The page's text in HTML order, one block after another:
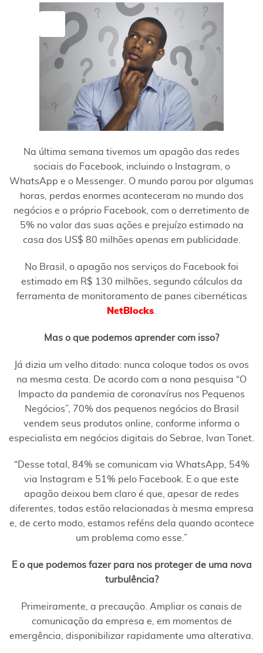
Na última semana tivemos um apagão das redes
sociais do Facebook, incluindo o Instagram, o
WhatsApp e o Messenger. O mundo parou por algumas
horas, perdas enormes aconteceram no mundo dos
negócios e o próprio Facebook, com o derretimento de
5% no valor das suas ações e prejuízo estimado na
casa dos US$ 80 milhões apenas em publicidade.
No Brasil, o apagão nos serviços do Facebook foi
estimado em R$ 130 milhões, segundo cálculos da
ferramenta de monitoramento de panes cibernéticas
NetBlocks
Mas o que podemos aprender com isso?
Já dizia um velho ditado: nunca coloque todos os ovos
na mesma cesta. De acordo com a nona pesquisa “O
Impacto da pandemia de coronavírus nos Pequenos
Negócios”, 70% dos pequenos negócios do Brasil
vendem seus produtos online, conforme informa o
especialista em negócios digitais do Sebrae, Ivan Tonet.
“Desse total, 84% se comunicam via WhatsApp, 54%
via Instagram e 51% pelo Facebook. E o que este
apagão deixou bem claro é que, apesar de redes
diferentes, todas estão relacionadas à mesma empresa
e, de certo modo, estamos reféns dela quando acontece
um problema como esse.”
E o que podemos fazer para nos proteger de uma nova
turbulência?
Primeiramente, a precaução. Ampliar os canais de
comunicação da empresa e, em momentos de
emergência, disponibilizar rapidamente uma alterativa.